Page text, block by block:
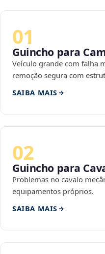
01
Guincho para
Veículo grande com falha
remoção segura com
SAIBA MAIS
02
Guincho para
Problemas no cavalo
equipamentos próprios.
SAIBA MAIS